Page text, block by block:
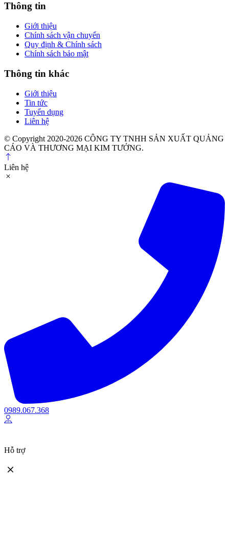
Thông tin
Giới thiệu
Chính sách vận chuyển
Quy định & Chính sách
Chính sách bảo mật
Thông tin khác
Giới thiệu
Tin tức
Tuyển dụng
Liên hệ
© Copyright 2020-2026 CÔNG TY TNHH SẢN XUẤT QUẢNG
CÁO VÀ THƯƠNG MẠI KIM TƯỞNG.
Liên hệ
0989.067.368
Hỗ trợ